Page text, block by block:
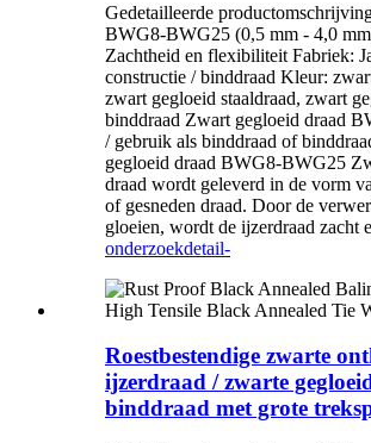
Gedetailleerde
BWG8-BWG25 (0,5 mm - 4,0
Zachtheid en flexibiliteit Fabriek:
constructie / binddraad Kleur:
zwart gegloeid staaldraad, zwart
binddraad Zwart gegloeid draad
/ gebruik als binddraad of
gegloeid draad BWG8-BWG25
draad wordt geleverd in de vorm
of gesneden draad. Door de
gloeien, wordt de ijzerdraad zacht
onderzoekdetail-
Roestbestendige zwarte
ijzerdraad / zwarte
binddraad met grote